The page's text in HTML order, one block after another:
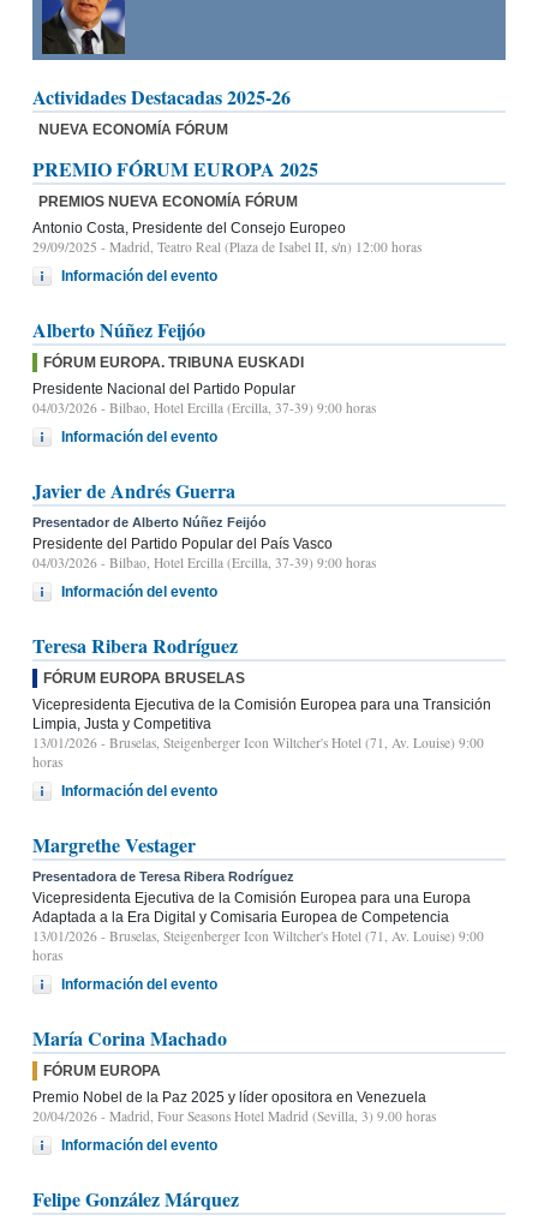
Actividades Destacadas 2025-26
NUEVA ECONOMÍA FÓRUM
PREMIO FÓRUM EUROPA 2025
PREMIOS NUEVA ECONOMÍA FÓRUM
Antonio Costa, Presidente del Consejo Europeo
29/09/2025 - Madrid, Teatro Real (Plaza de Isabel II, s/n) 12:00 horas
Información del evento
Alberto Núñez Feijóo
FÓRUM EUROPA. TRIBUNA EUSKADI
Presidente Nacional del Partido Popular
04/03/2026 - Bilbao, Hotel Ercilla (Ercilla, 37-39) 9:00 horas
Información del evento
Javier de Andrés Guerra
Presentador de Alberto Núñez Feijóo
Presidente del Partido Popular del País Vasco
04/03/2026 - Bilbao, Hotel Ercilla (Ercilla, 37-39) 9:00 horas
Información del evento
Teresa Ribera Rodríguez
FÓRUM EUROPA BRUSELAS
Vicepresidenta Ejecutiva de la Comisión Europea para una Transición
Limpia, Justa y Competitiva
13/01/2026 - Bruselas, Steigenberger Icon Wiltcher's Hotel (71, Av. Louise) 9:00
horas
Información del evento
Margrethe Vestager
Presentadora de Teresa Ribera Rodríguez
Vicepresidenta Ejecutiva de la Comisión Europea para una Europa
Adaptada a la Era Digital y Comisaria Europea de Competencia
13/01/2026 - Bruselas, Steigenberger Icon Wiltcher's Hotel (71, Av. Louise) 9:00
horas
Información del evento
María Corina Machado
FÓRUM EUROPA
Premio Nobel de la Paz 2025 y líder opositora en Venezuela
20/04/2026 - Madrid, Four Seasons Hotel Madrid (Sevilla, 3) 9.00 horas
Información del evento
Felipe González Márquez